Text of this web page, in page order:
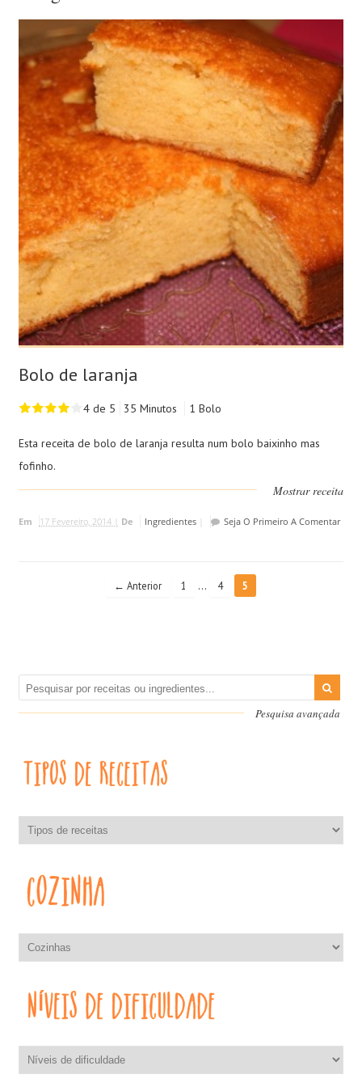
Bolo de laranja
4 de 5 35 Minutos 1 Bolo
Esta receita de bolo de laranja resulta num bolo baixinho mas
fofinho.
Mostrar receita
Em 17 Fevereiro, 2014 | De Ingredientes| Seja O Primeiro A Comentar
← Anterior 1 … 4 5
Pesquisa avançada